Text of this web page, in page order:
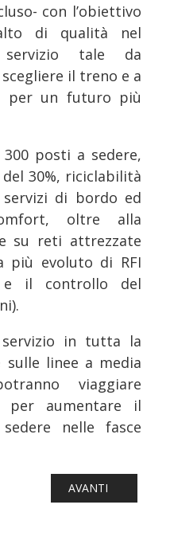
con l’obiettivo
di qualità nel
servizio tale da
il treno e a
per un futuro più
posti a sedere,
30%, riciclabilità
di bordo ed
oltre alla
su reti attrezzate
più evoluto di RFI
e il controllo del
in tutta la
linee a media
viaggiare
per aumentare il
nelle fasce
FERROVIA T2
ARTICOLO
AVANTI